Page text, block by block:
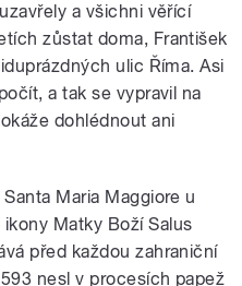
a všichni věřící
zůstat doma, František
ulic Říma. Asi
a tak se vypravil na
dohlédnout ani
Maria Maggiore u
Matky Boží Salus
před každou zahraniční
nesl v procesích papež